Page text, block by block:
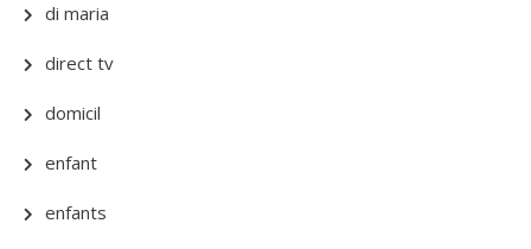
di maria
direct tv
domicil
enfant
enfants